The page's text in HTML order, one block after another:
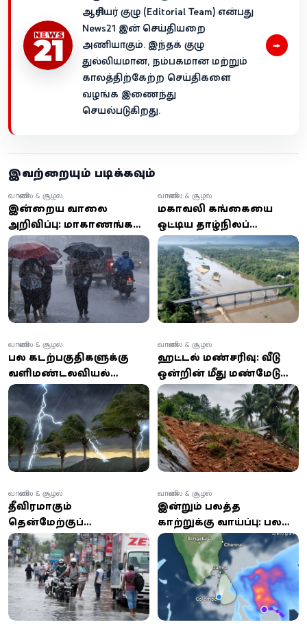
ஆசிரியர் குழு (Editorial Team) என்பது
News21 இன் செய்தியறை
அணியாகும். இந்தக் குழு
துல்லியமான, நம்பகமான மற்றும்
காலத்திற்கேற்ற செய்திகளை
வழங்க இணைந்து
செயல்படுகிறது.
→
இவற்றையும் படிக்கவும்
இன்றைய வானிலை
அறிவிப்பு: மாகாணங்கள்
பலவற்றில் மழை, சில
பகுதிகளில் பலத்த காற்று
வானிலை & சூழல்
மகாவலி கங்கையை
ஒட்டிய தாழ்நிலப்
பகுதிகளுக்கு வெள்ள
அபாய எச்சரிக்கை –
அடுத்த 24 மணிநேரம்
பொதுமக்களே
அவதானம்!
வானிலை & சூழல்
பல கடற்பகுதிகளுக்கு
வளிமண்டலவியல்
திணைக்களம்
எச்சரிக்கை: மீனவர்கள்
அவதானமாக இருக்க
அறிவுரை
வானிலை & சூழல்
ஹட்டனில் மண்சரிவு: வீடு
ஒன்றின் மீது மண்மேடு
சரிந்து வீழ்ந்ததில் 4 பேர்
மாயம்
வானிலை & சூழல்
தீவிரமாகும்
தென்மேற்குப்
பருவப்பெயர்ச்சி: 100
மி.மீக்கு மேல் பலத்த
மழை -
வளிமண்டலவியல்
திணைக்களம்
எச்சரிக்கை!
வானிலை & சூழல்
இன்றும் பலத்த
காற்றுக்கு வாய்ப்பு: பல
பகுதிகளில் இடைக்கிடை
மழை என எச்சரிக்கை
வானிலை & சூழல்